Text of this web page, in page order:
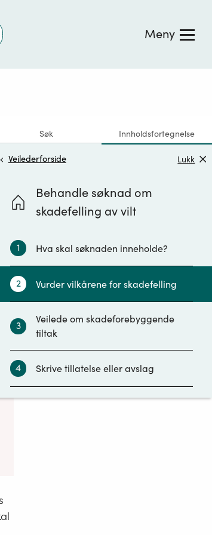
Meny
Søk Innholdsfortegnelse
Veilederforside Lukk
Behandle søknad om
skadefelling av vilt
1 Hva skal søknaden inneholde?
2 Vurder vilkårene for skadefelling
3
Veilede om skadeforebyggende
tiltak
4 Skrive tillatelse eller avslag